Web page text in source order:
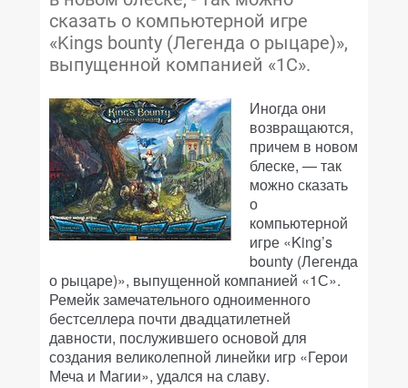
сказать о компьютерной игре
«Kings bounty (Легенда о рыцаре)»,
выпущенной компанией «1С».
Иногда они
возвращаются,
причем в новом
блеске, — так
можно сказать
о
компьютерной
игре «King’s
bounty (Легенда
о рыцаре)», выпущенной компанией «1С».
Ремейк замечательного одноименного
бестселлера почти двадцатилетней
давности, послужившего основой для
создания великолепной линейки игр «Герои
Меча и Магии», удался на славу.